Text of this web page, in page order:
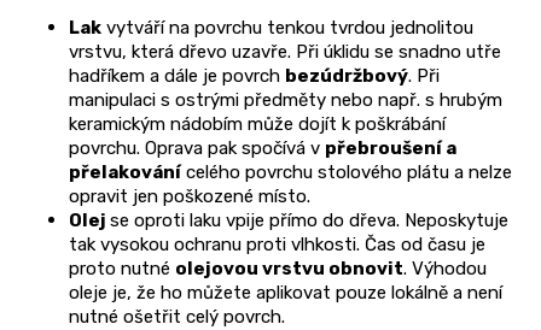
Lak vytváří na povrchu tenkou tvrdou jednolitou
vrstvu, která dřevo uzavře. Při úklidu se snadno utře
hadříkem a dále je povrch bezúdržbový. Při
manipulaci s ostrými předměty nebo např. s hrubým
keramickým nádobím může dojít k poškrábání
povrchu. Oprava pak spočívá v přebroušení a
přelakovánícelého povrchu stolového plátu a nelze
opravit jen poškozené místo.
Olej se oproti laku vpije přímo do dřeva. Neposkytuje
tak vysokou ochranu proti vlhkosti. Čas od času je
proto nutné olejovou vrstvu obnovit. Výhodou
oleje je, že ho můžete aplikovat pouze lokálně a není
nutné ošetřit celý povrch.